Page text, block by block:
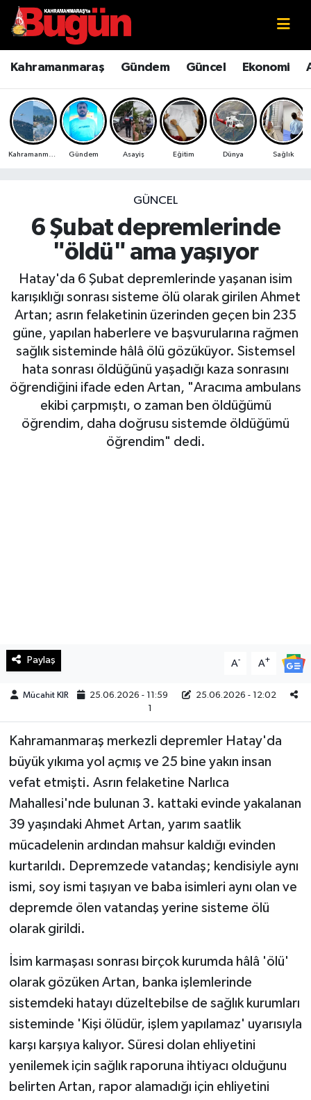
Kahramanmaraş Gündem Güncel Ekonomi
Gündem Asayiş Eğitim Dünya Sağlık
GÜNCEL
6 Şubat depremlerinde
"öldü" ama yaşıyor
Hatay'da 6 Şubat depremlerinde yaşanan isim
karışıklığı sonrası sisteme ölü olarak girilen Ahmet
Artan; asrın felaketinin üzerinden geçen bin 235
güne, yapılan haberlere ve başvurularına rağmen
sağlık sisteminde hâlâ ölü gözüküyor. Sistemsel
hata sonrası öldüğünü yaşadığı kaza sonrasını
öğrendiğini ifade eden Artan, "Aracıma ambulans
ekibi çarpmıştı, o zaman ben öldüğümü
öğrendim, daha doğrusu sistemde öldüğümü
öğrendim" dedi.
Paylaş A- A+
Mücahit KIR 25.06.2026 - 11:59
25.06.2026 - 12:02
1
Kahramanmaraş merkezli depremler Hatay'da
büyük yıkıma yol açmış ve 25 bine yakın insan
vefat etmişti. Asrın felaketine Narlıca
Mahallesi'nde bulunan 3. kattaki evinde yakalanan
39 yaşındaki Ahmet Artan, yarım saatlik
mücadelenin ardından mahsur kaldığı evinden
kurtarıldı. Depremzede vatandaş; kendisiyle aynı
ismi, soy ismi taşıyan ve baba isimleri aynı olan ve
depremde ölen vatandaş yerine sisteme ölü
olarak girildi.
İsim karmaşası sonrası birçok kurumda hâlâ 'ölü'
olarak gözüken Artan, banka işlemlerinde
sistemdeki hatayı düzeltebilse de sağlık kurumları
sisteminde 'Kişi ölüdür, işlem yapılamaz' uyarısıyla
karşı karşıya kalıyor. Süresi dolan ehliyetini
yenilemek için sağlık raporuna ihtiyacı olduğunu
belirten Artan, rapor alamadığı için ehliyetini
Kahramanmaraş
Kahramanmaraş Sokak Röportajları
Bilim ve Teknoloji
Çevre
Ekonomi
Güncel
Haberde İnsan
Kültür Sanat
Magazin
Teknoloji
Yaşam
Kahramanmaraş Nöbetçi Eczaneler
Kahramanmaraş Hava Durumu
Kahramanmaraş Namaz Vakitleri
Kahramanmaraş Trafik Yoğunluk Haritası
Süper Lig Puan Durumu ve Fikstür
Tüm Manşetler
Haber Arşivi